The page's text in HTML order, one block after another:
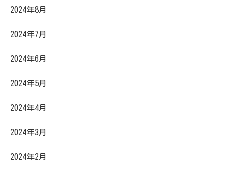
2024年8月
2024年7月
2024年6月
2024年5月
2024年4月
2024年3月
2024年2月